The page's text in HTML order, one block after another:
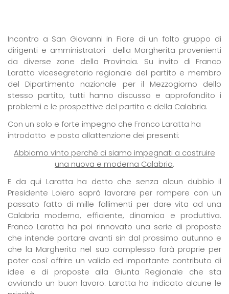
Incontro a San Giovanni in Fiore di un folto gruppo di
dirigenti e amministratori
della Margherita provenienti
da diverse zone della Provincia. Su invito di Franco
Laratta vicesegretario regionale del partito e membro
del Dipartimento nazionale per il Mezzogiorno dello
stesso partito, tutti hanno discusso e approfondito i
problemi e le prospettive del partito e della Calabria.
Con un solo e forte impegno che Franco Laratta ha
introdotto e posto allattenzione dei presenti:
Abbiamo vinto perché ci siamo impegnati a costruire
una nuova e moderna Calabria.
E da qui Laratta ha detto che senza alcun dubbio il
Presidente Loiero saprà lavorare per rompere con un
passato fatto di mille fallimenti per dare vita ad una
Calabria moderna, efficiente, dinamica e produttiva.
Franco Laratta ha poi rinnovato una serie di proposte
che intende portare avanti sin dal prossimo autunno e
che la Margherita nel suo complesso farà proprie per
poter così offrire un valido ed importante contributo di
idee e di proposte alla Giunta Regionale che sta
avviando un buon lavoro. Laratta ha indicato alcune le